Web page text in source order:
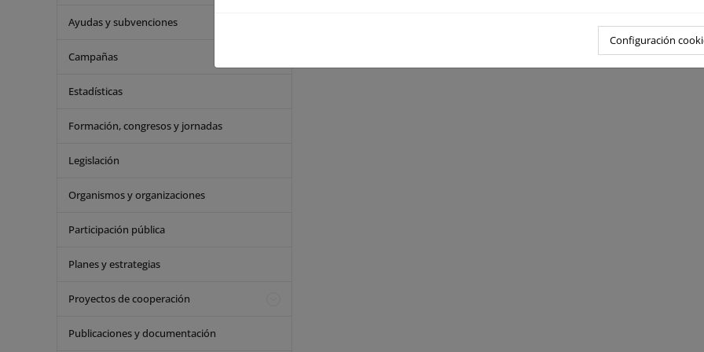
Ayudas y subvenciones
Campañas
Estadísticas
Formación, congresos y jornadas
Legislación
Organismos y organizaciones
Participación pública
Planes y estrategias
Proyectos de cooperación
Publicaciones y documentación
Configuración